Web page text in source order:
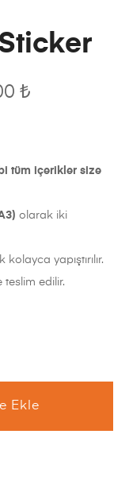
₺
tüm içerikler size
olarak iki
yapıştırılır.
teslim edilir.
Ekle